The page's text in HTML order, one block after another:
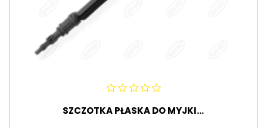
SZCZOTKA PŁASKA DO MYJKI...